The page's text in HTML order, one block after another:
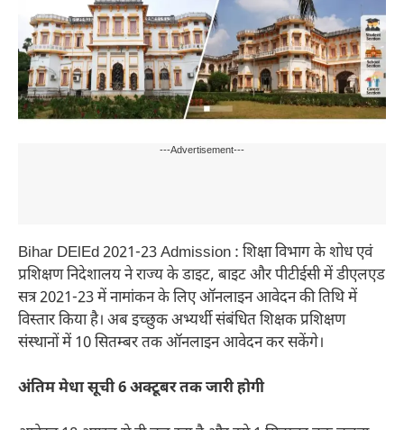
---Advertisement---
Bihar DElEd 2021-23 Admission : शिक्षा विभाग के शोध एवं
प्रशिक्षण निदेशालय ने राज्य के डाइट, बाइट और पीटीईसी में डीएलएड
सत्र 2021-23 में नामांकन के लिए ऑनलाइन आवेदन की तिथि में
विस्तार किया है। अब इच्छुक अभ्यर्थी संबंधित शिक्षक प्रशिक्षण
संस्थानों में 10 सितम्बर तक ऑनलाइन आवेदन कर सकेंगे।
अंतिम मेधा सूची 6 अक्टूबर तक जारी होगी